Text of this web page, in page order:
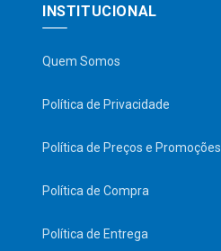
INSTITUCIONAL
Quem Somos
Política de Privacidade
Política de Preços e Promoções
Política de Compra
Política de Entrega